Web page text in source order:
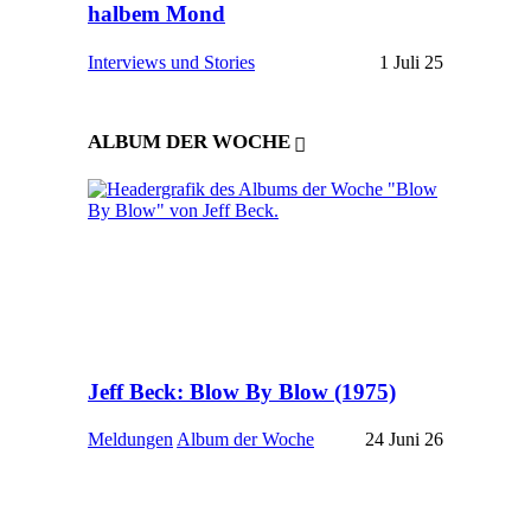
halbem Mond
Interviews und Stories 1 Juli 25
ALBUM DER WOCHE
Jeff Beck: Blow By Blow (1975)
Meldungen Album der Woche 24 Juni 26